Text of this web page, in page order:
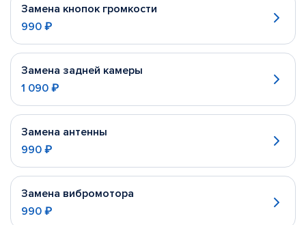
Замена кнопок громкости
990 ₽
Замена задней камеры
1 090 ₽
Замена антенны
990 ₽
Замена вибромотора
990 ₽